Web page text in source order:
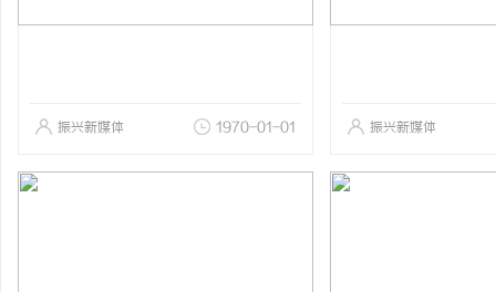
振兴新媒体 1970-01-01 振兴新媒体